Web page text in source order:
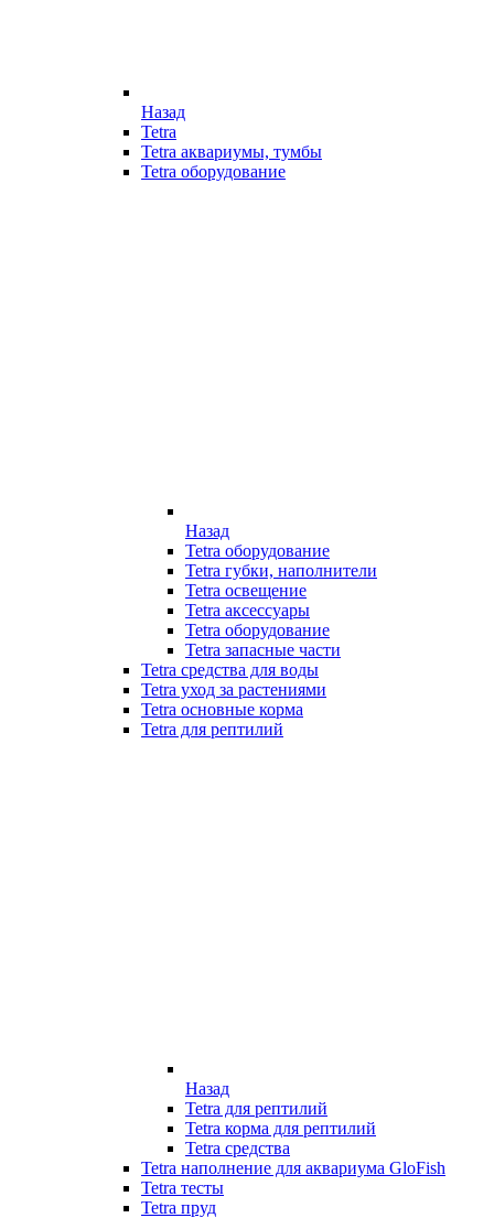
Назад
Tetra
Tetra аквариумы, тумбы
Tetra оборудование
Назад
Tetra оборудование
Tetra губки, наполнители
Tetra освещение
Tetra аксессуары
Tetra оборудование
Tetra запасные части
Tetra средства для воды
Tetra уход за растениями
Tetra основные корма
Tetra для рептилий
Назад
Tetra для рептилий
Tetra корма для рептилий
Tetra средства
Tetra наполнение для аквариума GloFish
Tetra тесты
Tetra пруд